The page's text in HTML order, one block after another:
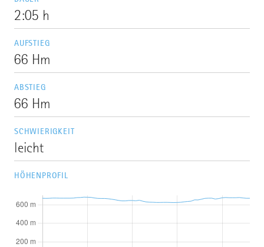
2:05 h
AUFSTIEG
66 Hm
ABSTIEG
66 Hm
SCHWIERIGKEIT
leicht
HÖHENPROFIL